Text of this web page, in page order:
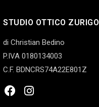
STUDIO OTTICO ZURIGO
di Christian Bedino
P.IVA 0180134003
C.F. BDNCRS74A22E801Z